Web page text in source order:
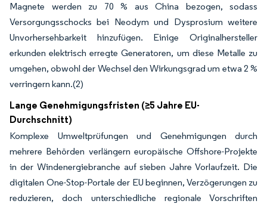
Magnete werden zu 70 % aus China bezogen, sodass
Versorgungsschocks bei Neodym und Dysprosium weitere
Unvorhersehbarkeit hinzufügen. Einige Originalhersteller
erkunden elektrisch erregte Generatoren, um diese Metalle zu
umgehen, obwohl der Wechsel den Wirkungsgrad um etwa 2 %
verringern kann.(2)
Lange Genehmigungsfristen (≥5 Jahre EU-
Durchschnitt)
Komplexe Umweltprüfungen und Genehmigungen durch
mehrere Behörden verlängern europäische Offshore-Projekte
in der Windenergiebranche auf sieben Jahre Vorlaufzeit. Die
digitalen One-Stop-Portale der EU beginnen, Verzögerungen zu
reduzieren, doch unterschiedliche regionale Vorschriften